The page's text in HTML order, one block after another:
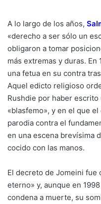
A lo largo de los años,
«derecho a ser sólo un
obligaron a tomar
más extremas y duras.
una fetua en su contra
Aquel edicto religioso
Rushdie por haber
«blasfemo», y en el que
parodia contra el
en una escena brevísima
cocido con las manos.
El decreto de Jomeini fue
eterno» y, aunque en
condena a muerte, su